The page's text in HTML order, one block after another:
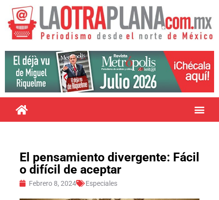
El pensamiento divergente: Fácil
o difícil de aceptar
Febrero 8, 2024 Especiales